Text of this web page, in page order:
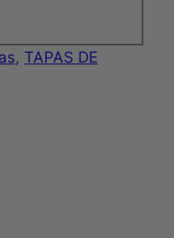
, TAPAS DE